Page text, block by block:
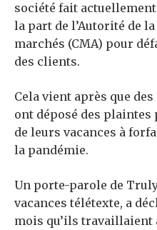
société fait actuellement
la part de l’Autorité de
marchés (CMA) pour
des clients.
Cela vient après que
ont déposé des
de leurs vacances à
la pandémie.
Un porte-parole de
vacances télétexte, a
mois qu’ils travaillaient